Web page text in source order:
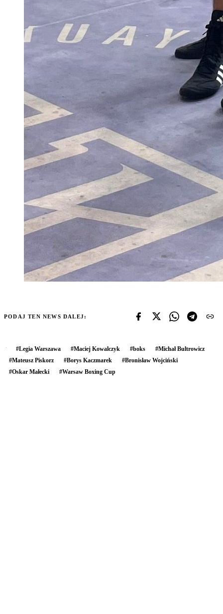
PODAJ TEN NEWS DALEJ:
#Legia Warszawa #Maciej Kowalczyk #boks #Michał Bultrowicz
#Mateusz Piskorz #Borys Kaczmarek #Bronisław Wojciński
#Oskar Małecki #Warsaw Boxing Cup